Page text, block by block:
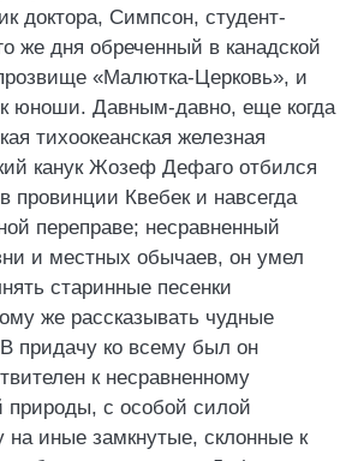
доктора, Симпсон, студент-
же дня обреченный в канадской
«Малютка-Церковь», и
юноши. Давным-давно, еще когда
тихоокеанская железная
канук Жозеф Дефаго отбился
провинции Квебек и навсегда
переправе; несравненный
и местных обычаев, он умел
старинные песенки
же рассказывать чудные
придачу ко всему был он
к несравненному
природы, с особой силой
иные замкнутые, склонные к